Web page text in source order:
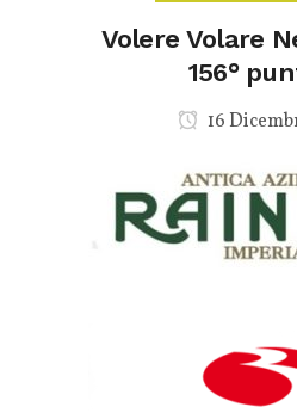
Volere Volare
156°
16